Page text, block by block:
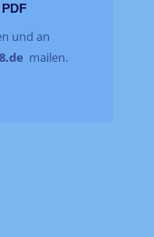
und an
mailen.